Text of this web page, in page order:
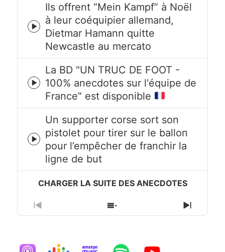
Episode
play
icon
Ils offrent “Mein Kampf” à Noël
à leur coéquipier allemand,
Dietmar Hamann quitte
Newcastle au mercato
Episode
play
icon
La BD "UN TRUC DE FOOT -
100% anecdotes sur l'équipe de
France" est disponible
Episode
play
icon
Un supporter corse sort son
pistolet pour tirer sur le ballon
pour l’empêcher de franchir la
ligne de but
Previous
Episode
Show
Episodes
Next
Episode